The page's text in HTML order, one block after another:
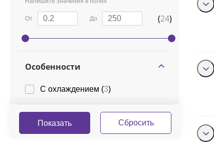
От До (24)
Особенности
С охлаждением (3)